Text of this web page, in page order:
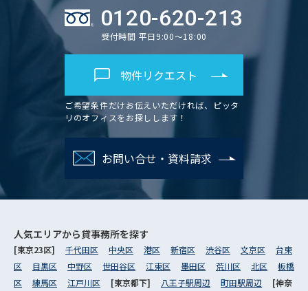
0120-620-213
受付時間 平日9:00～18:00
物件リクエスト
ご希望条件だけお伝えいただければ、ピッタ
リのオフィスをお探しします！
お問い合せ・資料請求
人気エリアから貸事務所を探す
[東京23区] 千代田区 中央区 港区 新宿区 渋谷区 文京区
台東
区
目黒区 中野区 世田谷区 江東区 墨田区 荒川区 北区
板橋
区
練馬区 江戸川区 [東京都下] 八王子駅周辺 町田駅周辺
[神奈